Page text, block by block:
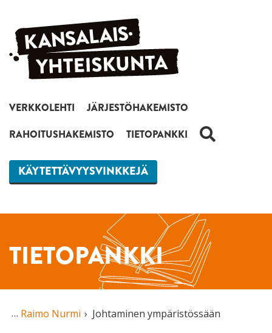
Siirry sisältöön
VERKKOLEHTI
JÄRJESTÖHAKEMISTO
RAHOITUSHAKEMISTO
TIETOPANKKI HAKU
KÄYTETTÄVYYSVINKKEJÄ
TIETOPANKKI
Raimo Nurmi Johtaminen ympäristössään